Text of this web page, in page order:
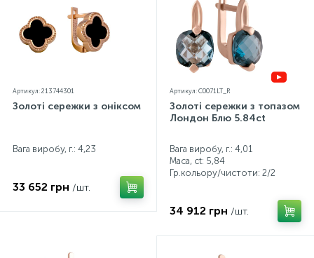
Артикул: 213744301
Золоті сережки з оніксом
Вага виробу, г.: 4,23
33 652 грн /шт.
Артикул: C0071LT_R
Золоті сережки з топазом
Лондон Блю 5.84ct
Вага виробу, г.: 4,01
Маса, ct: 5,84
Гр.кольору/чистоти: 2/2
34 912 грн /шт.